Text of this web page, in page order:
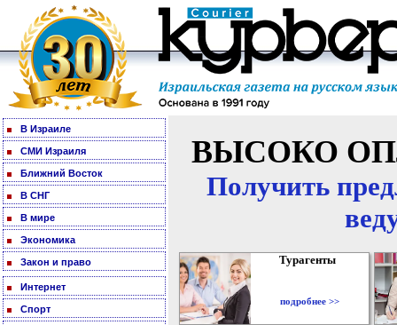
В Израиле
СМИ Израиля
Ближний Восток
В СНГ
В мире
Экономика
Закон и право
Интернет
Спорт
ВЫСОКО
Получить
Турагенты
подробнее >>